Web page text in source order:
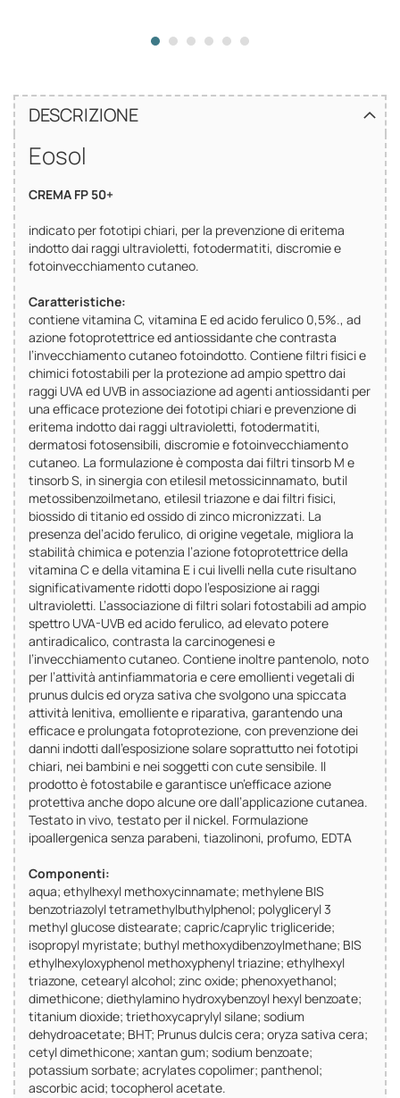
DESCRIZIONE
Eosol
CREMA FP 50+
indicato per fototipi chiari, per la prevenzione di eritema
indotto dai raggi ultravioletti, fotodermatiti, discromie e
fotoinvecchiamento cutaneo.
Caratteristiche:
contiene vitamina C, vitamina E ed acido ferulico 0,5%., ad
azione fotoprotettrice ed antiossidante che contrasta
l’invecchiamento cutaneo fotoindotto. Contiene filtri fisici e
chimici fotostabili per la protezione ad ampio spettro dai
raggi UVA ed UVB in associazione ad agenti antiossidanti per
una efficace protezione dei fototipi chiari e prevenzione di
eritema indotto dai raggi ultravioletti, fotodermatiti,
dermatosi fotosensibili, discromie e fotoinvecchiamento
cutaneo. La formulazione è composta dai filtri tinsorb M e
tinsorb S, in sinergia con etilesil metossicinnamato, butil
metossibenzoilmetano, etilesil triazone e dai filtri fisici,
biossido di titanio ed ossido di zinco micronizzati. La
presenza del’acido ferulico, di origine vegetale, migliora la
stabilità chimica e potenzia l’azione fotoprotettrice della
vitamina C e della vitamina E i cui livelli nella cute risultano
significativamente ridotti dopo l’esposizione ai raggi
ultravioletti. L’associazione di filtri solari fotostabili ad ampio
spettro UVA-UVB ed acido ferulico, ad elevato potere
antiradicalico, contrasta la carcinogenesi e
l’invecchiamento cutaneo. Contiene inoltre pantenolo, noto
per l’attività antinfiammatoria e cere emollienti vegetali di
prunus dulcis ed oryza sativa che svolgono una spiccata
attività lenitiva, emolliente e riparativa, garantendo una
efficace e prolungata fotoprotezione, con prevenzione dei
danni indotti dall’esposizione solare soprattutto nei fototipi
chiari, nei bambini e nei soggetti con cute sensibile. Il
prodotto è fotostabile e garantisce un’efficace azione
protettiva anche dopo alcune ore dall’applicazione cutanea.
Testato in vivo, testato per il nickel. Formulazione
ipoallergenica senza parabeni, tiazolinoni, profumo, EDTA
Componenti:
aqua; ethylhexyl methoxycinnamate; methylene BIS
benzotriazolyl tetramethylbuthylphenol; polygliceryl 3
methyl glucose distearate; capric/caprylic trigliceride;
isopropyl myristate; buthyl methoxydibenzoylmethane; BIS
ethylhexyloxyphenol methoxyphenyl triazine; ethylhexyl
triazone, cetearyl alcohol; zinc oxide; phenoxyethanol;
dimethicone; diethylamino hydroxybenzoyl hexyl benzoate;
titanium dioxide; triethoxycaprylyl silane; sodium
dehydroacetate; BHT; Prunus dulcis cera; oryza sativa cera;
cetyl dimethicone; xantan gum; sodium benzoate;
potassium sorbate; acrylates copolimer; panthenol;
ascorbic acid; tocopherol acetate.